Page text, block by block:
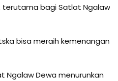
terutama bagi Satlat Ngalaw
bisa meraih kemenangan
Ngalaw Dewa menurunkan